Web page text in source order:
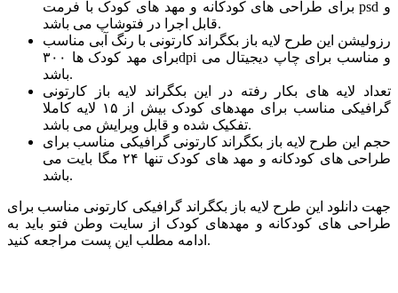
برای طراحی های کودکانه و مهد های کودک با فرمت psd و
قابل اجرا در فتوشاپ می باشد.
رزولیشن این طرح لایه باز بکگراند کارتونی با رنگ آبی مناسب
برای مهد کودک ها ۳۰۰dpi و مناسب برای چاپ دیجیتال می
باشد.
تعداد لایه های بکار رفته در این بکگراند لایه باز کارتونی
گرافیکی مناسب برای مهدهای کودک بیش از ۱۵ لایه کاملا
تفکیک شده و قابل ویرایش می باشد.
حجم این طرح لایه باز بکگراند کارتونی گرافیکی مناسب برای
طراحی های کودکانه و مهد های کودک تنها ۲۴ مگا بایت می
باشد.
جهت دانلود این طرح لایه باز بکگراند گرافیکی کارتونی مناسب برای
طراحی های کودکانه و مهدهای کودک از سایت وطن فتو باید به
ادامه مطلب این پست مراجعه کنید.